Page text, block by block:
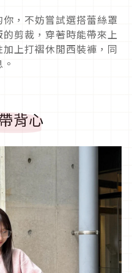
，不妨嘗試選搭蕾絲罩
剪裁，穿著時能帶來上
上打褶休閒西裝褲，同
背心